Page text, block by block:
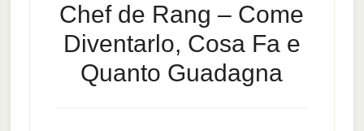
Chef de Rang – Come
Diventarlo, Cosa Fa e
Quanto Guadagna